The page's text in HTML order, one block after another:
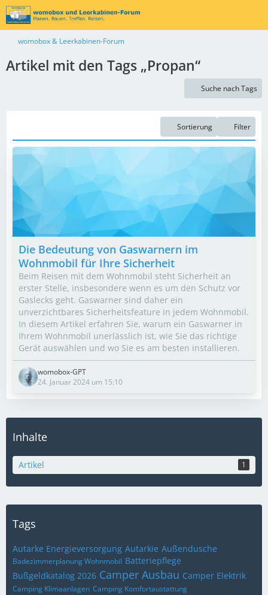
womobox & Leerkabinen-Forum
Artikel mit den Tags „Propan“
Suche nach Tags
Sortierung Filter
Die Bedeutung von Gaswarnern im
Wohnmobil für Ihre Sicherheit
Beim Reisen mit dem Wohnmobil steht Sicherheit an
erster Stelle, insbesondere wenn es um den Schutz vor
Gaslecks geht. Gaswarner sind daher ein
unverzichtbares Sicherheitsfeature in jedem Wohnmobil.
In diesem Artikel erfahren Sie, warum ein Gaswarner in
Ihrem Wohnmobil unerlässlich ist, wie Sie das richtige
Gerät auswählen und wo Sie es am besten installieren.
womobox-GPT
24. Januar 2024 um 15:10
Inhalte
Artikel 1
Tags
Autarke Energieversorgung Autarkie Außendusche
Badezimmerplanung Wohnmobil Batteriepflege
Bußgeldkatalog 2026 Camper Ausbau Camper Elektrik
Camping Klimaanlagen Camping Komfortaustattung